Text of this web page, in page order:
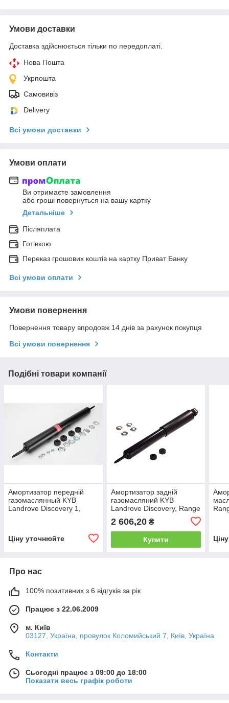
Умови доставки
Доставка здійснюється тільки по передоплаті.
Нова Пошта
Укрпошта
Самовивіз
Delivery
Всі умови доставки
Умови оплати
Ви отримаєте замовлення
або гроші повернуться на вашу картку
Детальніше
Післяплата
Готівкою
Переказ грошових коштів на картку Приват Банку
Всі умови оплати
Умови повернення
Повернення товару впродовж 14 днів за рахунок покупця
Всі умови повернення
Подібні товари компанії
Амортизатор передній
газомаслянный KYB
Landrove Discovery 1,
Ціну уточнюйте
Амортизатор задній
газомасляний KYB
Landrove Discovery, Range
2 606,20₴
Купити
Про нас
100% позитивних з 6 відгуків за рік
Працює з 22.06.2009
м. Київ
03127, Україна, провулок Коломийський 7, Київ, Україна
Контакти
Сьогодні працює з 09:00 до 18:00
Показати весь графік роботи